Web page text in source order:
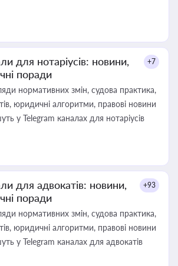
для нотаріусів: новини,
поради
+7
нормативних змін, судова практика,
юридичні алгоритми, правові новини
у Telegram каналах для нотаріусів
для адвокатів: новини,
поради
+93
нормативних змін, судова практика,
юридичні алгоритми, правові новини
у Telegram каналах для адвокатів